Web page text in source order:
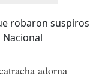
adorna